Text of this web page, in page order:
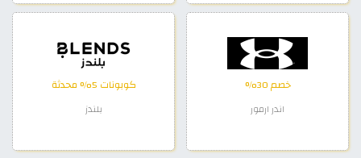
خصم 30%
اندر ارمور
كوبونات 5% محدثة
بلندز